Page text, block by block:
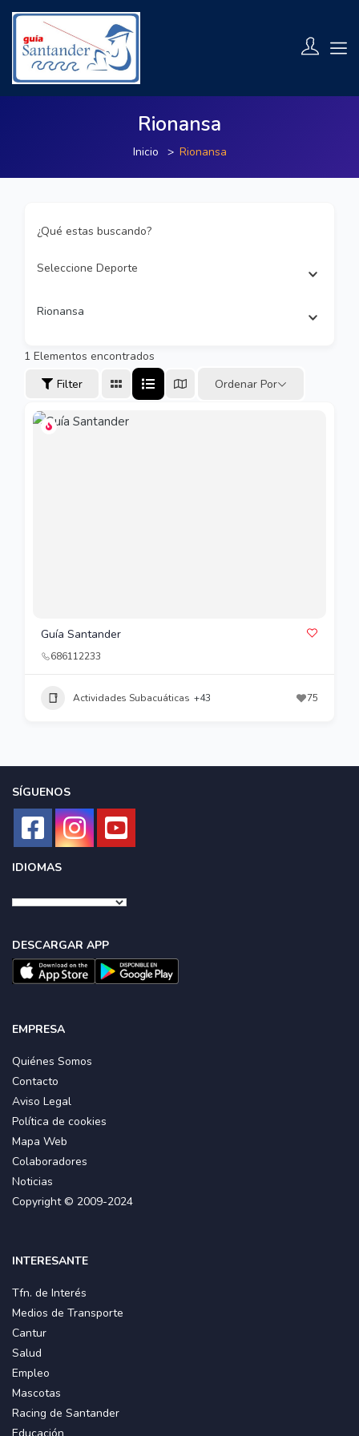
Rionansa
Inicio Rionansa
¿Qué estas buscando?
Seleccione Deporte
Rionansa
1 Elementos encontrados
Filter
Ordenar Por
Guía Santander
686112233
Actividades Subacuáticas +43 75
SÍGUENOS
IDIOMAS
DESCARGAR APP
EMPRESA
Quiénes Somos
Contacto
Aviso Legal
Política de cookies
Mapa Web
Colaboradores
Noticias
Copyright © 2009-2024
INTERESANTE
Tfn. de Interés
Medios de Transporte
Cantur
Salud
Empleo
Mascotas
Racing de Santander